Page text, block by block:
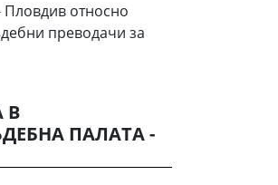
относно
преводачи за
В
ПАЛАТА -